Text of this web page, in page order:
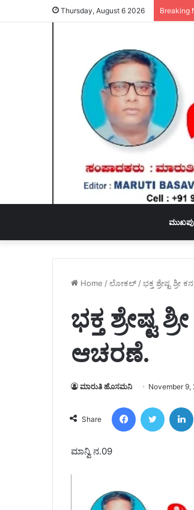
Thursday, August 6 2026 Breaking
Home /ಲೋಕಲ್ /ಭಕ್ತ ಶ್ರೇಷ್ಟ
ಭಕ್ತ
ಆಚರಣೆ.
ಮಾರುತಿ ಹೊಸಮನಿ November 9,
Share
FacebookTwitter
ಮಾನ್ವಿ ನ.09